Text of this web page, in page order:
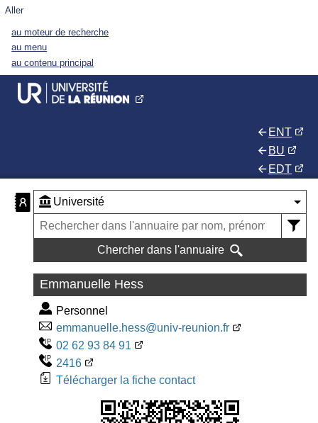
Aller
au moteur de recherche
au menu
au contenu principal
ENT
BU
EDT
Chercher dans l'annuaire
Emmanuelle Hess
Personnel
emmanuelle.hess@univ-reunion.fr
02 62 93 84 91
2416
Télécharger la fiche contact